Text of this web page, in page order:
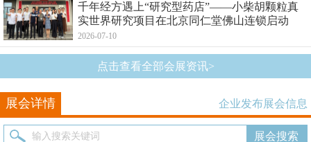
千年经方遇上“研究型药店”——小柴胡颗粒真
实世界研究项目在北京同仁堂佛山连锁启动
2026-07-10
点击查看全部会展资讯>
展会详情 企业发布展会信息